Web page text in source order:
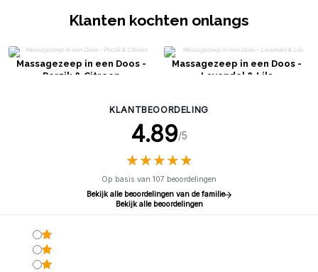
Klanten kochten onlangs
Massagezeep in een Doos -
Perzik & Citroen
Massagezeep in een Doos -
Lavendel & Lila
KLANTBEOORDELING
4.89/5
★★★★★
★★★★★
Op basis van 107 beoordelingen
Bekijk alle beoordelingen van de familie
Bekijk alle beoordelingen